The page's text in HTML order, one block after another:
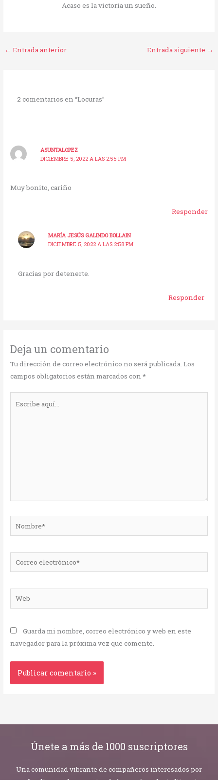
Acaso es la victoria un sueño.
← Entrada anterior Entrada siguiente →
2 comentarios en “Locuras”
ASUNTALOPEZ
DICIEMBRE 5, 2022 A LAS 2:55 PM
Muy bonito, cariño
Responder
MARÍA JESÚS GALINDO BOLLAIN
DICIEMBRE 5, 2022 A LAS 2:58 PM
Gracias por detenerte.
Responder
Deja un comentario
Tu dirección de correo electrónico no será publicada. Los
campos obligatorios están marcados con*
electrónico*
Guarda mi nombre, correo electrónico y web en este
navegador para la próxima vez que comente.
Únete a más de 1000 suscriptores
Una comunidad vibrante de compañeros interesados por